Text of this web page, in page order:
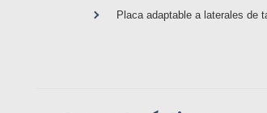
Placa adaptable a laterales de